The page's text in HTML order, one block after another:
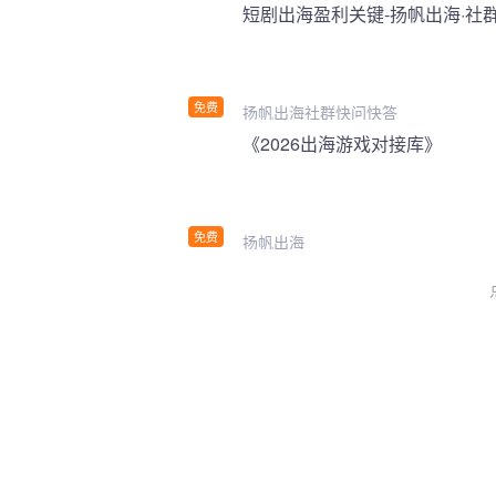
免费
短剧出海盈利关键-扬帆出海·社
扬帆出海社群快问快答
免费
《2026出海游戏对接库》
扬帆出海